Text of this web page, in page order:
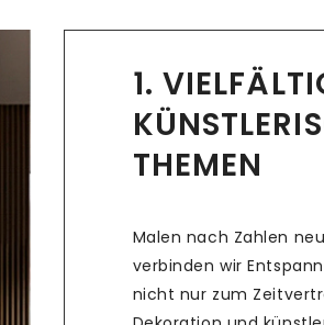
1.
THEMEN
Malen nach Zahlen
verbinden wir
nicht nur zum